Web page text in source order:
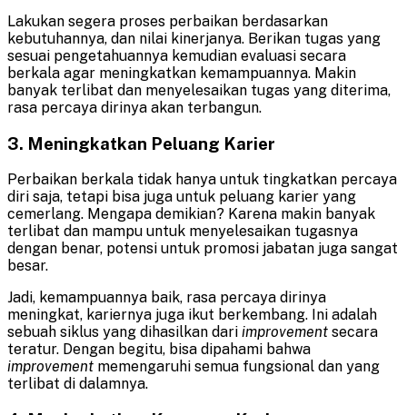
Lakukan segera proses perbaikan berdasarkan
kebutuhannya, dan nilai kinerjanya. Berikan tugas yang
sesuai pengetahuannya kemudian evaluasi secara
berkala agar meningkatkan kemampuannya. Makin
banyak terlibat dan menyelesaikan tugas yang diterima,
rasa percaya dirinya akan terbangun.
3. Meningkatkan Peluang Karier
Perbaikan berkala tidak hanya untuk tingkatkan percaya
diri saja, tetapi bisa juga untuk peluang karier yang
cemerlang. Mengapa demikian? Karena makin banyak
terlibat dan mampu untuk menyelesaikan tugasnya
dengan benar, potensi untuk promosi jabatan juga sangat
besar.
Jadi, kemampuannya baik, rasa percaya dirinya
meningkat, kariernya juga ikut berkembang. Ini adalah
sebuah siklus yang dihasilkan dari improvement secara
teratur. Dengan begitu, bisa dipahami bahwa
improvement memengaruhi semua fungsional dan yang
terlibat di dalamnya.